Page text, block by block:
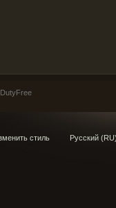
стиль Русский